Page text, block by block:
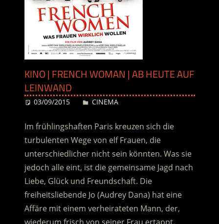
KINO | FRENCH WOMAN | AB HEUTE AUF
LEINWAND
03/09/2015 Desiree
CINEMA
Im frühlingshaften Paris kreuzen sich die
turbulenten Wege von elf Frauen, die
unterschiedlicher nicht sein könnten. Was sie
jedoch alle eint, ist die gemeinsame Jagd nach
Liebe, Glück und Freundschaft. Die
freiheitsliebende Jo (Audrey Dana) hat eine
Affäre mit einem verheirateten Mann, der,